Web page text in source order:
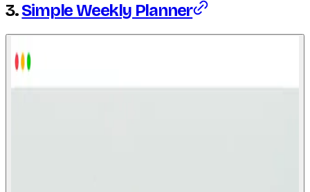
3.Simple Weekly Planner